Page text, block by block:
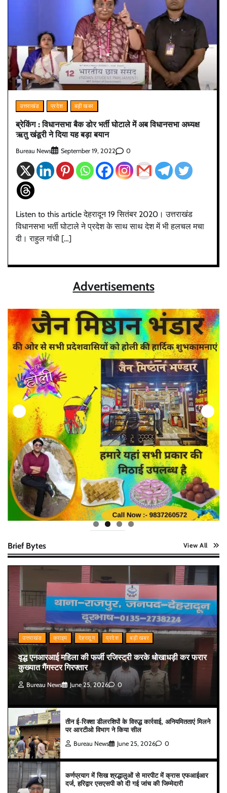
उत्तराखंड प्रदेश बड़ी खबर
ब्रेकिंग : विधानसभा बैक डोर भर्ती घोटाले में अब विधानसभा अध्यक्ष
ऋतु खंडूरी ने दिया यह‌ बड़ा बयान
Bureau News September 19, 2022 0
Listen to this article देहरादून 19 सितंबर 2020। उत्तराखंड
विधानसभा भर्ती घोटाले ने प्रदेश के साथ साथ देश में भी हलचल मचा
दी। राहुल गांधी […]
Advertisements
Brief Bytes View All
उत्तराखंड क्राइम देहरादून प्रदेश बड़ी खबर
वृद्ध एनआरआई महिला की फर्जी रजिस्ट्री करके धोखाधड़ी कर फरार
कुख्यात गैंगस्टर गिरफ्तार
Bureau News June 25, 2026 0
तीन ई-रिक्शा डीलरशिपों के विरुद्ध कार्रवाई, अनियमितताएं मिलने
पर आरटीओ विभाग ने किया सील
Bureau News June 25, 2026 0
कर्णप्रयाग में सिख श्रद्धालुओं से मारपीट में क्रास एफआईआर
दर्ज, हरिद्वार एसएसपी को दी गई जांच की जिम्मेदारी